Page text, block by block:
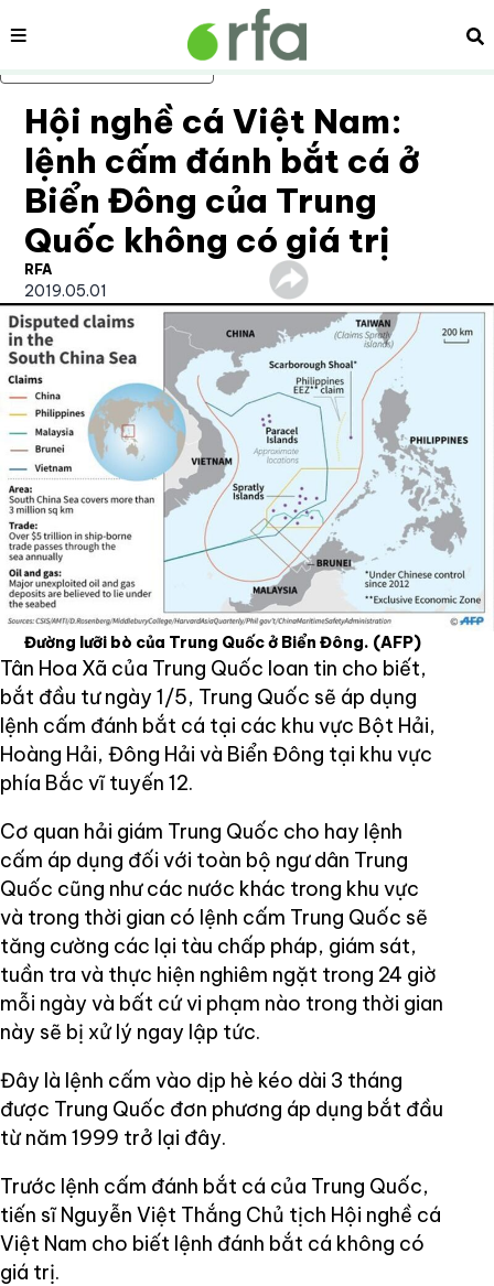
Bỏ qua nội dung chính
Nội dung
Hội nghề cá Việt Nam:
lệnh cấm đánh bắt cá ở
Biển Đông của Trung
Quốc không có giá trị
RFA
2019.05.01
Đường lưỡi bò của Trung Quốc ở Biển Đông. (AFP)
Tân Hoa Xã của Trung Quốc loan tin cho biết,
bắt đầu tư ngày 1/5, Trung Quốc sẽ áp dụng
lệnh cấm đánh bắt cá tại các khu vực Bột Hải,
Hoàng Hải, Đông Hải và Biển Đông tại khu vực
phía Bắc vĩ tuyến 12.
Cơ quan hải giám Trung Quốc cho hay lệnh
cấm áp dụng đối với toàn bộ ngư dân Trung
Quốc cũng như các nước khác trong khu vực
và trong thời gian có lệnh cấm Trung Quốc sẽ
tăng cường các lại tàu chấp pháp, giám sát,
tuần tra và thực hiện nghiêm ngặt trong 24 giờ
mỗi ngày và bất cứ vi phạm nào trong thời gian
này sẽ bị xử lý ngay lập tức.
Đây là lệnh cấm vào dịp hè kéo dài 3 tháng
được Trung Quốc đơn phương áp dụng bắt đầu
từ năm 1999 trở lại đây.
Trước lệnh cấm đánh bắt cá của Trung Quốc,
tiến sĩ Nguyễn Việt Thắng Chủ tịch Hội nghề cá
Việt Nam cho biết lệnh đánh bắt cá không có
giá trị.